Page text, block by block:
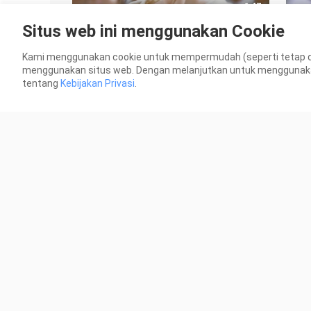
1:47
Waduh! Ternyata apa yang dulu
dikatakan Liu Yan memang benar!
2 Ditonton 1
Situs web ini menggunakan Cookie
Kami menggunakan cookie untuk mempermudah (seperti tetap
menggunakan situs web. Dengan melanjutkan untuk
tentang Kebijakan Privasi